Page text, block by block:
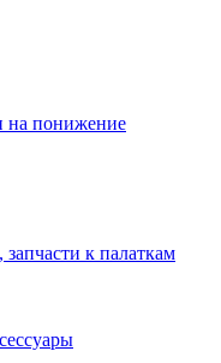
на понижение
к палаткам